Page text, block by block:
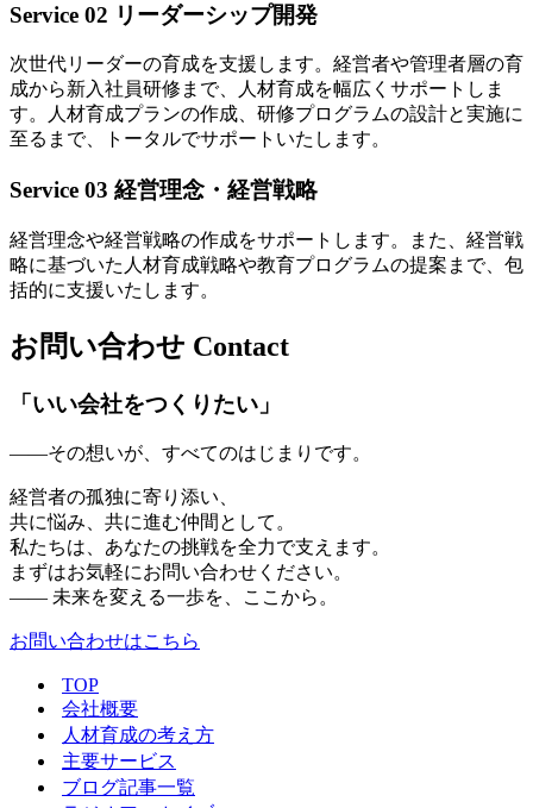
Service 02 リーダーシップ開発
次世代リーダーの育成を支援します。経営者や管理者層の育
成から新入社員研修まで、人材育成を幅広くサポートしま
す。人材育成プランの作成、研修プログラムの設計と実施に
至るまで、トータルでサポートいたします。
Service 03 経営理念・経営戦略
経営理念や経営戦略の作成をサポートします。また、経営戦
略に基づいた人材育成戦略や教育プログラムの提案まで、包
括的に支援いたします。
お問い合わせ Contact
「いい会社をつくりたい」
——その想いが、すべてのはじまりです。
経営者の孤独に寄り添い、
共に悩み、共に進む仲間として。
私たちは、あなたの挑戦を全力で支えます。
まずはお気軽にお問い合わせください。
—— 未来を変える一歩を、ここから。
お問い合わせはこちら
TOP
会社概要
人材育成の考え方
主要サービス
ブログ記事一覧